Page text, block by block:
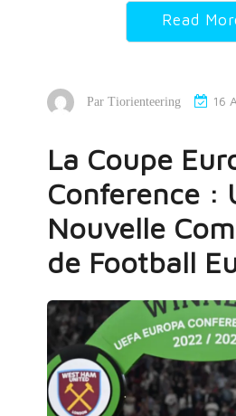
Read
Par Tiorienteering 16
La Coupe
Conference :
Nouvelle
de Football